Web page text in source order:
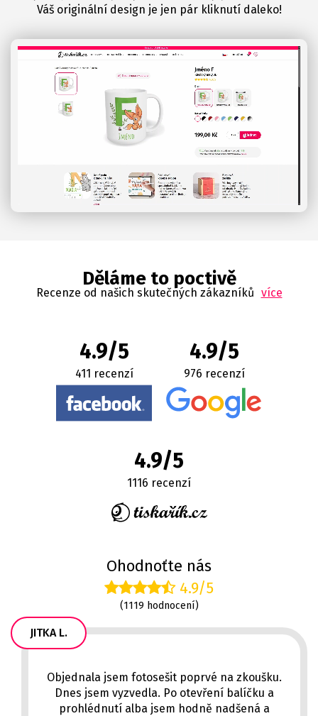
Váš originální design je jen pár kliknutí daleko!
Děláme to poctivě
Recenze od našich skutečných zákazníků více
4.9/5
411 recenzí
4.9/5
976 recenzí
4.9/5
1116 recenzí
Ohodnoťte nás
4.9/5
(1119 hodnocení)
JITKA L.
Objednala jsem fotosešit poprvé na zkoušku.
Dnes jsem vyzvedla. Po otevření balíčku a
prohlédnutí alba jsem hodně nadšená a